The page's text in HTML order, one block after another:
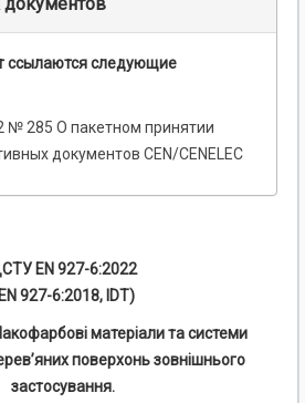
ссылаются следующие
№ 285 О пакетном принятии
документов CEN/CENELEC
EN 927-6:2022
927-6:2018, IDT)
матеріали та системи
поверхонь зовнішнього
застосування.